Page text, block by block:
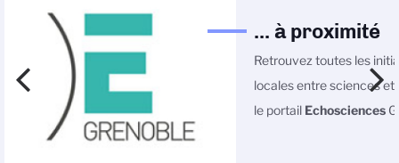
... à proximité
Retrouvez toutes les
locales entre sciences et
le portail Echosciences